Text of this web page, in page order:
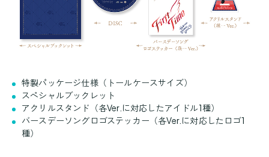
特製パッケージ仕様（トールケースサイズ）
スペシャルブックレット
アクリルスタンド（各Ver.に対応したアイドル1種）
バースデーソングロゴステッカー（各Ver.に対応したロゴ1
種）